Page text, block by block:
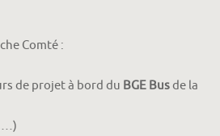
Comté :
de projet à bord du BGE Busde la